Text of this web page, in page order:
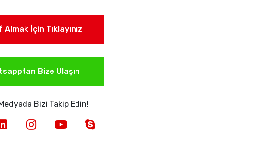
Almak İçin Tıklayınız
Bize Ulaşın
Bizi Takip Edin!